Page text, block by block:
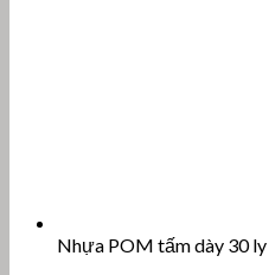
Nhựa POM tấm dày 30